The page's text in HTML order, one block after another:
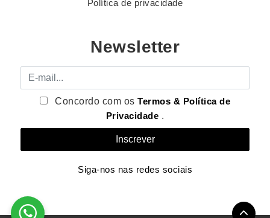
Política de privacidade
Newsletter
E-mail
Concordo com osTermos & Política de
Privacidade .
Siga-nos nas redes sociais